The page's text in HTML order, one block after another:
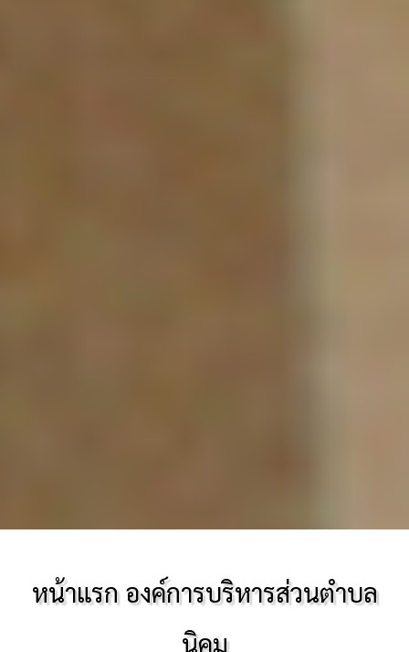
หน้าแรก องค์การบริหารส่วนตำบล
นิคม